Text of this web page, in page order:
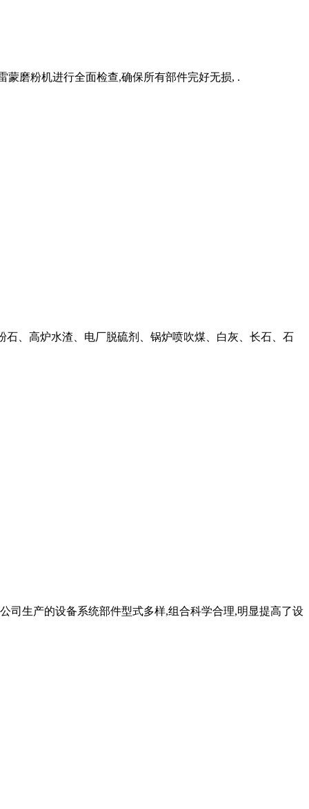
磨粉机进行全面检查,确保所有部件完好无损, .
、高炉水渣、电厂脱硫剂、锅炉喷吹煤、白灰、长石、石
司生产的设备系统部件型式多样,组合科学合理,明显提高了设